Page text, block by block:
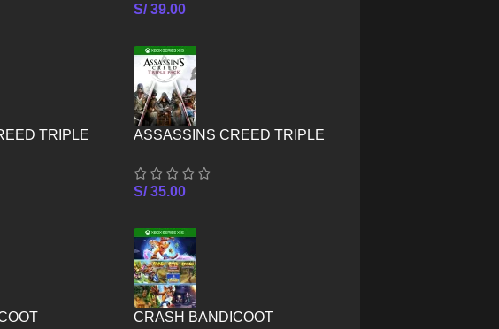
S/39.00
TRIPLE
ASSASSINS CREED TRIPLE
S/35.00
CRASH BANDICOOT